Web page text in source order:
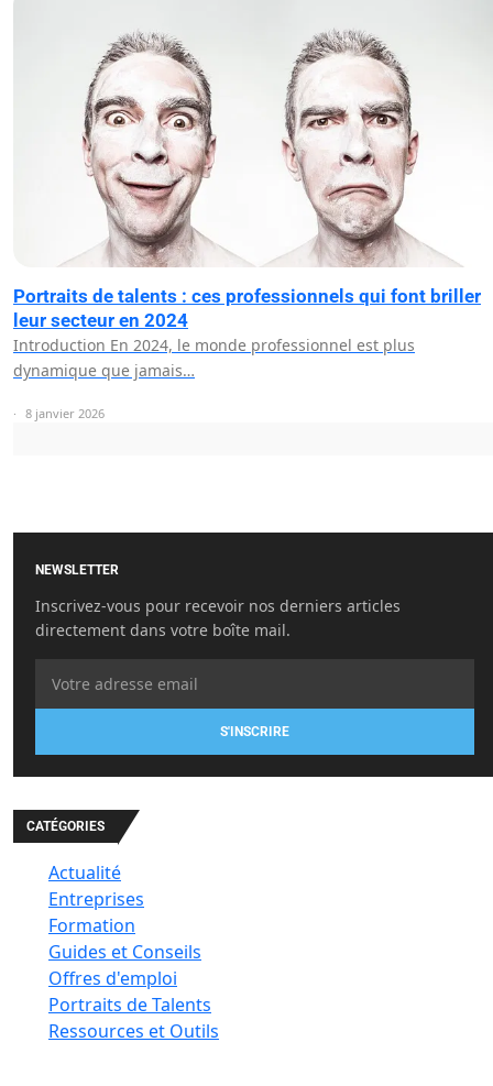
Portraits de talents : ces professionnels qui font briller
leur secteur en 2024
Introduction En 2024, le monde professionnel est plus
dynamique que jamais…
8 janvier 2026
NEWSLETTER
Inscrivez-vous pour recevoir nos derniers articles
directement dans votre boîte mail.
S'INSCRIRE
CATÉGORIES
Actualité
Entreprises
Formation
Guides et Conseils
Offres d'emploi
Portraits de Talents
Ressources et Outils